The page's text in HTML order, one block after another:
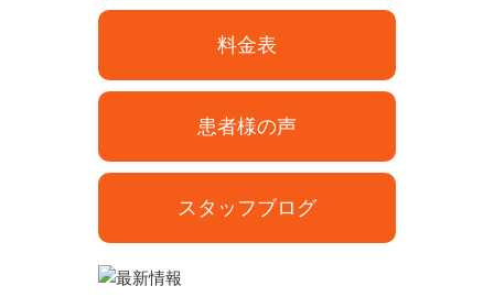
料金表
患者様の声
スタッフブログ